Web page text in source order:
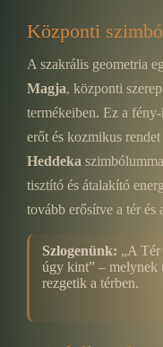
Központi
A szakrális geometria
Magja, központi
termékeiben. Ez a
erőt és kozmikus
Heddeka
tisztító és átalakító
tovább erősítve a tér és
Szlogenünk: „A
úgy kint” – melynek
rezgetik a térben.